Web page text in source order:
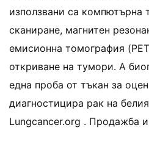
използвани са компютърна
сканиране, магнитен
емисионна томография
откриване на тумори. A
една проба от тъкан за
диагностицира рак на
Lungcancer.org . Продажба